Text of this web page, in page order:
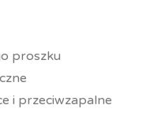
proszku
i przeciwzapalne